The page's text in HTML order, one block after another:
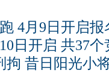
4月9日开启报
日开启 共37
拘 昔日阳光小